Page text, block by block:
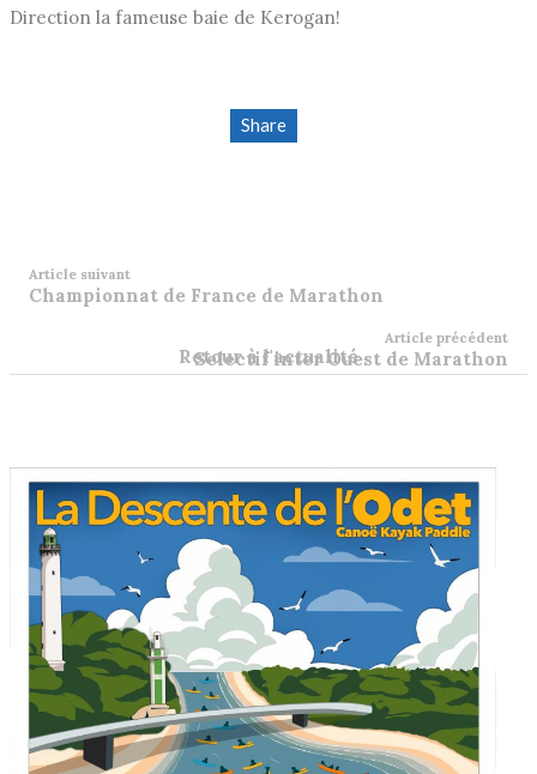
Direction la fameuse baie de Kerogan!
Share
Article suivant
Championnat de France de Marathon
Article précédent
Selectif inter Ouest de Marathon
Retour à l'actualité